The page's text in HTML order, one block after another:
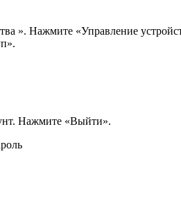
». Нажмите «Управление
Нажмите «Выйти».